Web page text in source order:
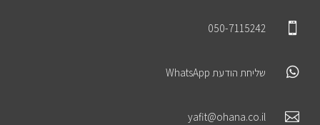

050-7115242
 שליחת הודעת WhatsApp

yafit@ohana.co.il